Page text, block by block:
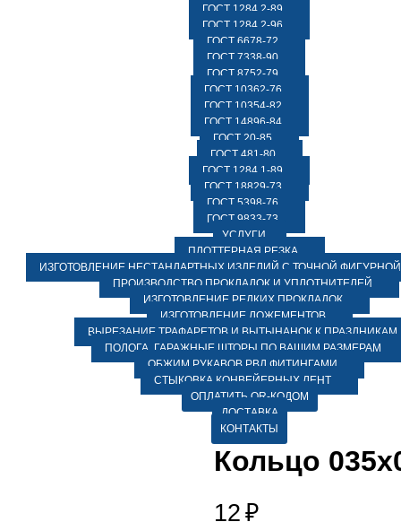
ГОСТ 1284.2-89
ГОСТ 1284.2-96
ГОСТ 6678-72
ГОСТ 7338-90
ГОСТ 8752-79
ГОСТ 10362-76
ГОСТ 10354-82
ГОСТ 14896-84
ГОСТ 20-85
ГОСТ 481-80
ГОСТ 1284.1-89
ГОСТ 18829-73
ГОСТ 5398-76
ГОСТ 9833-73
УСЛУГИ
ПЛОТТЕРНАЯ РЕЗКА
ИЗГОТОВЛЕНИЕ НЕСТАНДАРТНЫХ ИЗДЕЛИЙ С ТОЧНОЙ ФИГУРНОЙ
ПРОИЗВОДСТВО ПРОКЛАДОК И УПЛОТНИТЕЛЕЙ
ИЗГОТОВЛЕНИЕ РЕДКИХ ПРОКЛАДОК
ИЗГОТОВЛЕНИЕ ЛОЖЕМЕНТОВ
ВЫРЕЗАНИЕ ТРАФАРЕТОВ И ВЫТЫНАНОК К ПРАЗДНИКАМ
ПОЛОГА, ГАРАЖНЫЕ ШТОРЫ ПО ВАШИМ РАЗМЕРАМ
ОБЖИМ РУКАВОВ РВД ФИТИНГАМИ
СТЫКОВКА КОНВЕЙЕРНЫХ ЛЕНТ
ОПЛАТИТЬ QR-КОДОМ
ДОСТАВКА
КОНТАКТЫ
Кольцо
12 ₽